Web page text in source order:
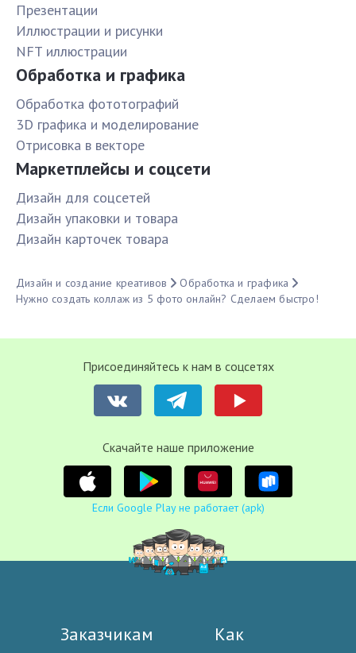
Презентации
Иллюстрации и рисунки
NFT иллюстрации
Обработка и графика
Обработка фототографий
3D графика и моделирование
Отрисовка в векторе
Маркетплейсы и соцсети
Дизайн для соцсетей
Дизайн упаковки и товара
Дизайн карточек товара
Дизайн и создание креативов
Обработка и графика
Нужно создать коллаж из 5 фото онлайн? Сделаем быстро!
Присоединяйтесь к нам в соцсетях
Cкачайте наше приложение
Если Google Play не работает (apk)
Заказчикам
Как